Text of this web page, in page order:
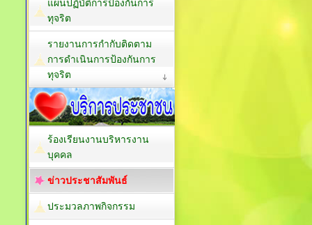
แผนปฏิบัติการป้องกันการ
ทุจริต
รายงานการกำกับติดตาม
การดำเนินการป้องกันการ
ทุจริต
ร้องเรียนงานบริหารงาน
บุคคล
ข่าวประชาสัมพันธ์
ประมวลภาพกิจกรรม